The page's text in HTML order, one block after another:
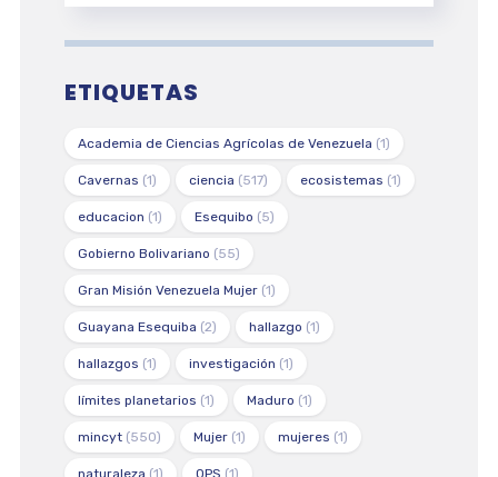
ETIQUETAS
Academia de Ciencias Agrícolas de Venezuela (1)
Cavernas (1) ciencia (517) ecosistemas (1)
educacion (1) Esequibo (5)
Gobierno Bolivariano (55)
Gran Misión Venezuela Mujer(1)
Guayana Esequiba (2) hallazgo (1)
hallazgos (1) investigación (1)
límites planetarios (1) Maduro (1)
mincyt(550) Mujer(1) mujeres (1)
naturaleza (1) OPS (1)